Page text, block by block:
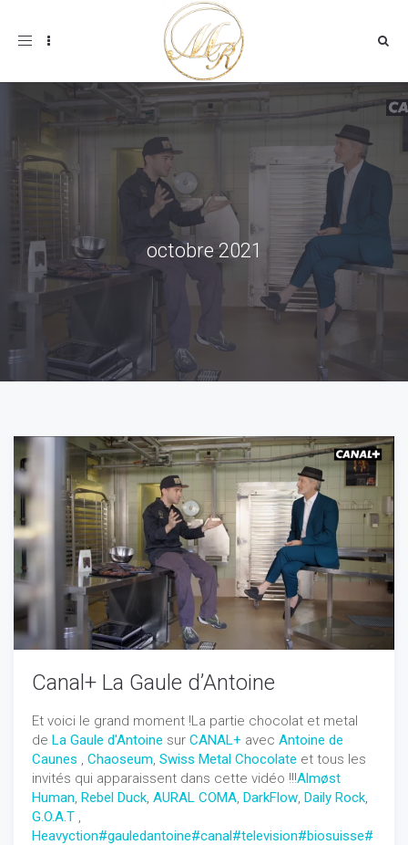
Toggle
octobre 2021
Canal+ La Gaule d’Antoine
Et voici le grand moment !La partie chocolat et metal
de La Gaule d'Antoine sur CANAL+ avec Antoine de
Caunes , Chaoseum, Swiss Metal Chocolate et tous les
invités qui apparaissent dans cette vidéo !!!Almøst
Human, Rebel Duck, AURAL COMA, DarkFlow, Daily Rock,
G.O.A.T ,
Heavyction#gauledantoine#canal#television#biosuisse#